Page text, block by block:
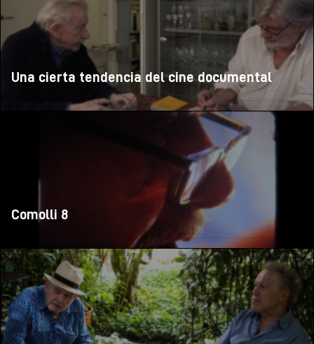
Una cierta tendencia del cine documental
Comolli 8